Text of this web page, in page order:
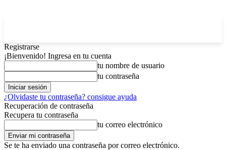
Registrarse
¡Bienvenido! Ingresa en tu cuenta
tu nombre de usuario
tu contraseña
¿Olvidaste tu contraseña? consigue ayuda
Recuperación de contraseña
Recupera tu contraseña
tu correo electrónico
Se te ha enviado una contraseña por correo electrónico.